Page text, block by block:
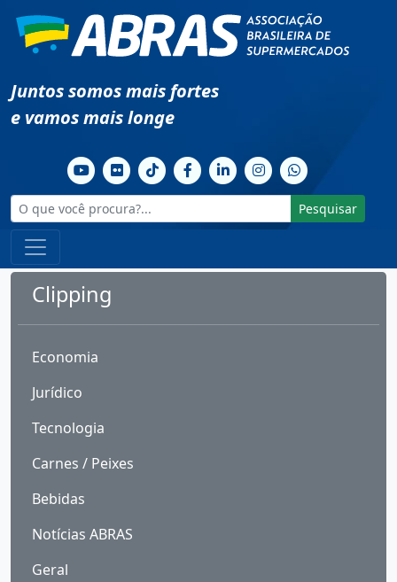
Juntos somos mais fortes
e vamos mais longe
Pesquisar
Clipping
Economia
Jurídico
Tecnologia
Carnes / Peixes
Bebidas
Notícias ABRAS
Geral